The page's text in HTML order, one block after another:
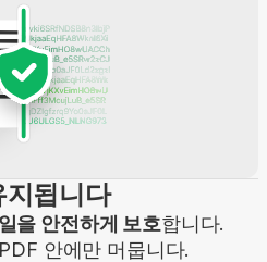
지됩니다
을 안전하게 보호합니다.
안에만 머뭅니다.